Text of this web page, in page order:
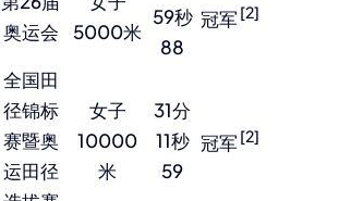
奥运会
5000米
59秒
88
冠军 [2]
全国田
径锦标
赛暨奥
运田径
女子
10000
米
31分
11秒
59
冠军 [2]